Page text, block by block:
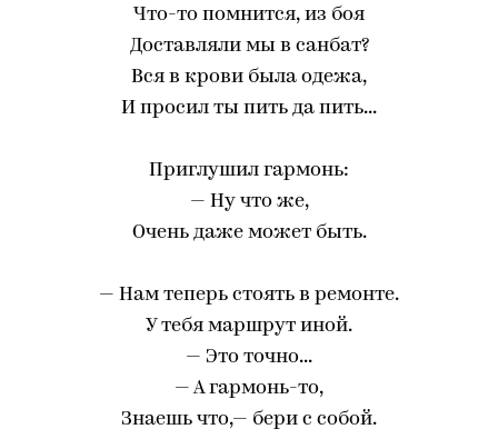
Что-то помнится, из боя
Доставляли мы в санбат?
Вся в крови была одежа,
И просил ты пить да пить...
Приглушил гармонь:
— Ну что же,
Очень даже может быть.
— Нам теперь стоять в ремонте.
У тебя маршрут иной.
— Это точно...
— А гармонь-то,
Знаешь что,— бери с собой.